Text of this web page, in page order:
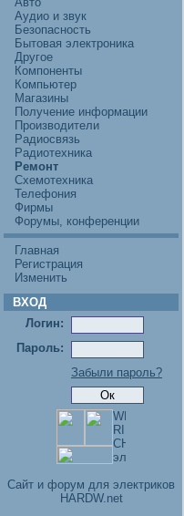
Аудио и звук
Безопасность
Бытовая электроника
Другое
Компоненты
Компьютер
Магазины
Получение информации
Производители
Радиосвязь
Радиотехника
Ремонт
Схемотехника
Телефония
Фирмы
Форумы, конференции
Главная
Регистрация
Изменить
ВХОД
Логин:
Пароль:
Забыли пароль?
Cайт и форум для электриков
HARDW.net